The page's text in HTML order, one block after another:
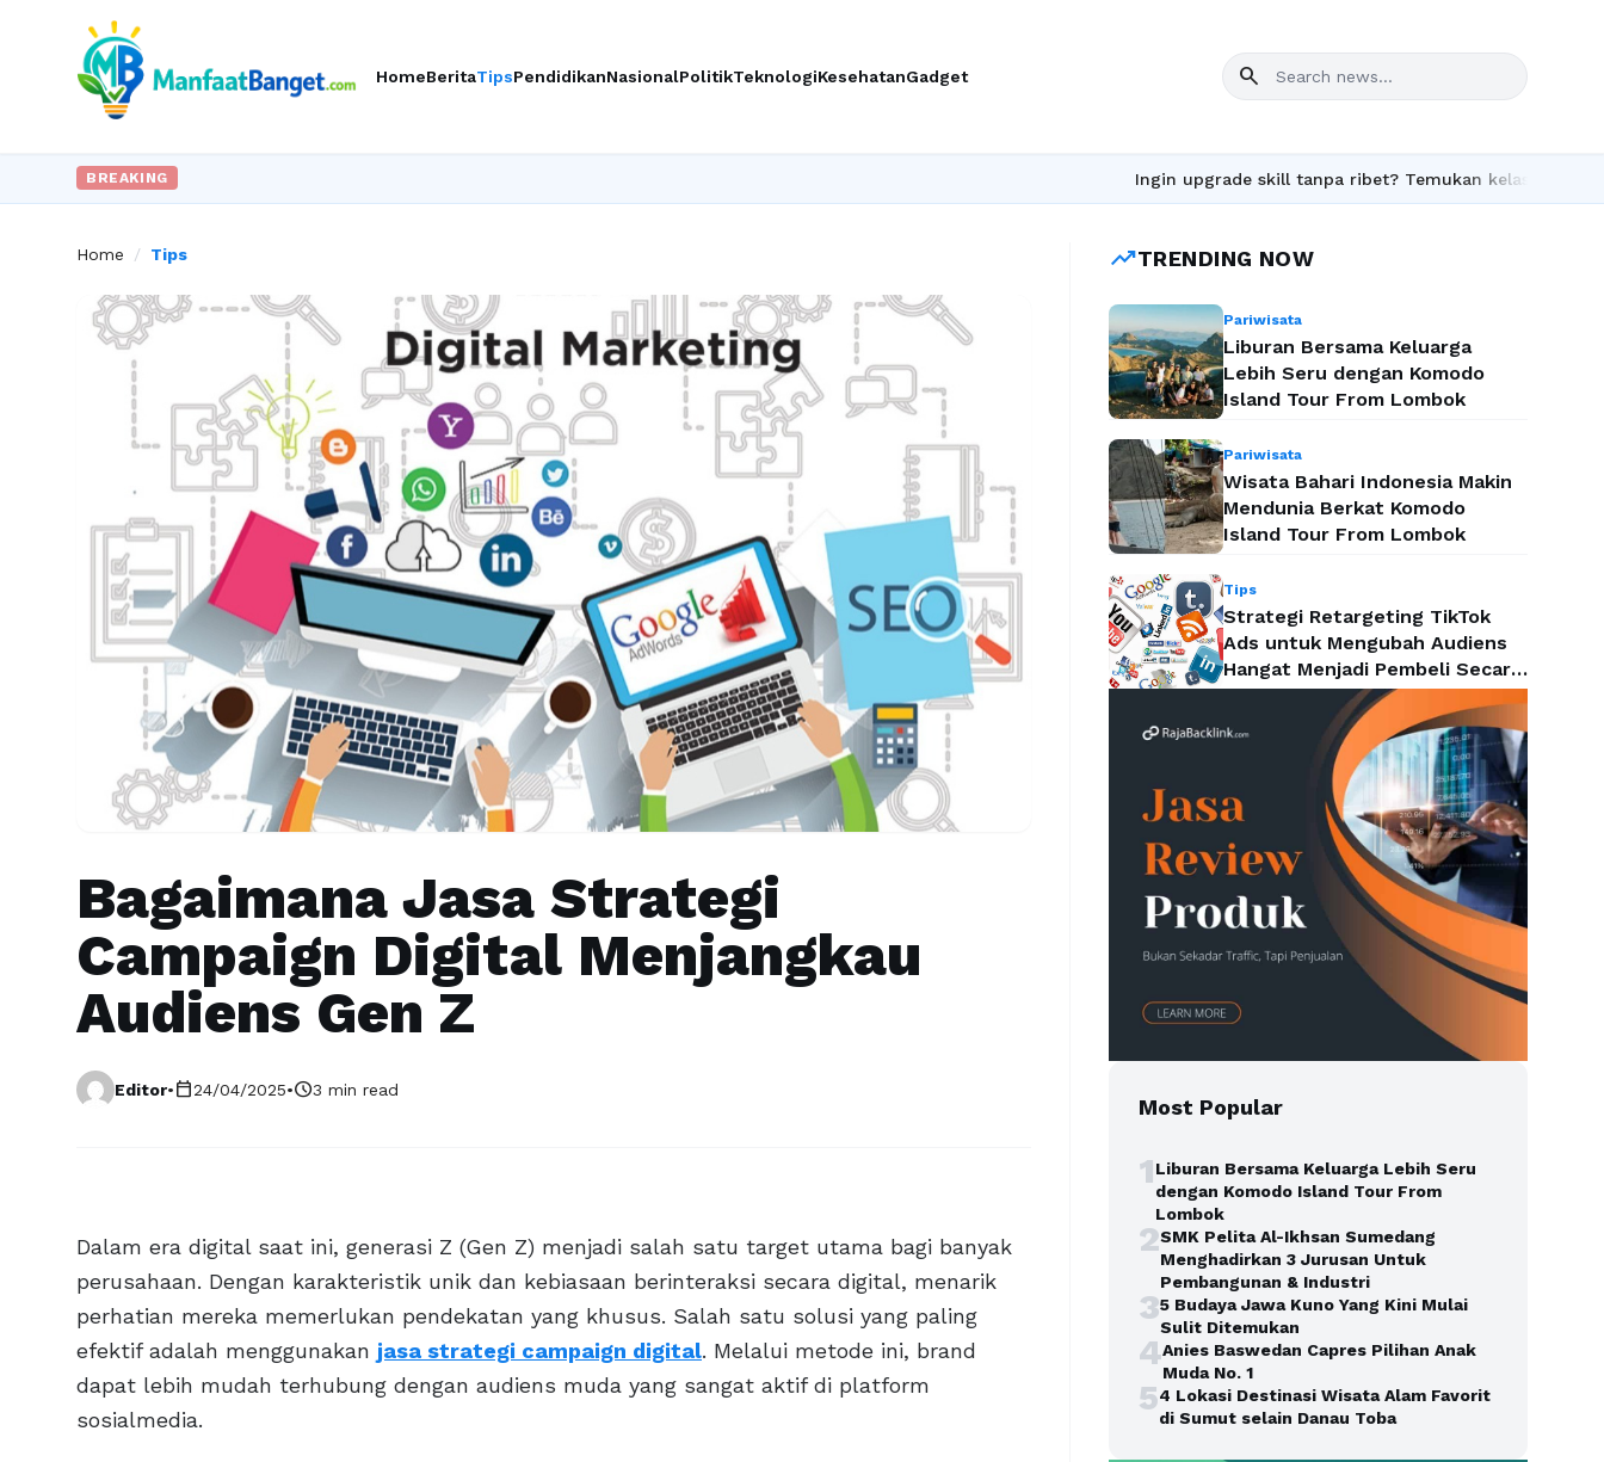
HomeBeritaTipsPendidikanNasionalPolitikTeknologiKesehatanGadget search
BREAKING Ingin upgrade skill tanpa ribet? Temukan kelas seru dan
Home / Tips
Bagaimana Jasa Strategi
Campaign Digital Menjangkau
Audiens Gen Z
Editor•calendar_today24/04/2025•schedule3 min read
Dalam era digital saat ini, generasi Z (Gen Z) menjadi salah satu target utama bagi banyak
perusahaan. Dengan karakteristik unik dan kebiasaan berinteraksi secara digital, menarik
perhatian mereka memerlukan pendekatan yang khusus. Salah satu solusi yang paling
efektif adalah menggunakan jasa strategi campaign digital. Melalui metode ini, brand
dapat lebih mudah terhubung dengan audiens muda yang sangat aktif di platform
sosialmedia.
trending_upTRENDING NOW
Pariwisata
Liburan Bersama Keluarga
Lebih Seru dengan Komodo
Island Tour From Lombok
Pariwisata
Wisata Bahari Indonesia Makin
Mendunia Berkat Komodo
Island Tour From Lombok
Tips
Strategi Retargeting TikTok
Ads untuk Mengubah Audiens
Hangat Menjadi Pembeli Secara
Efektif
Most Popular
1Liburan Bersama Keluarga Lebih Seru
dengan Komodo Island Tour From
Lombok
2SMK Pelita Al-Ikhsan Sumedang
Menghadirkan 3 Jurusan Untuk
Pembangunan & Industri
35 Budaya Jawa Kuno Yang Kini Mulai
Sulit Ditemukan
4Anies Baswedan Capres Pilihan Anak
Muda No. 1
54 Lokasi Destinasi Wisata Alam Favorit
di Sumut selain Danau Toba